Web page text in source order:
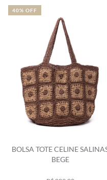
BOLSA TOTE CELINE
BEGE
40% OFF